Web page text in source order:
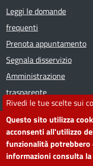
Rivedi le tue scelte sui
Questo sito utilizza
acconsenti all'utilizzo
funzionalità potrebbero
informazioni consulta
Footer menu
Leggi le domande
frequenti
Prenota appuntamento
Segnala disservizio
Amministrazione
trasparente
Note legali
SEGUICI SU
Facebook
Instagram
YouTube
Telegram